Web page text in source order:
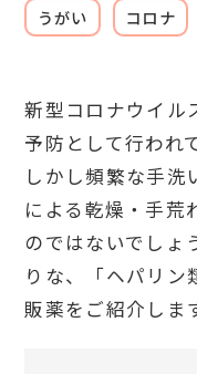
うがい コロナ
新型コロナウイル
予防として行われ
しかし頻繁な手洗
による乾燥・手荒
のではないでしょ
りな、「ヘパリン
販薬をご紹介しま